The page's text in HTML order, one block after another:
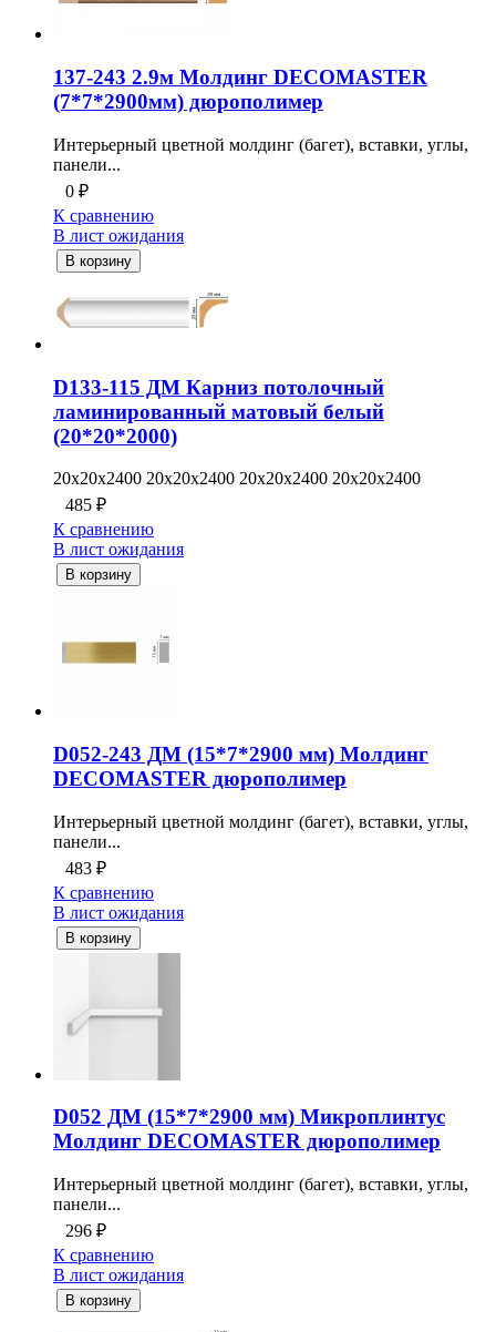
137-243 2.9м Молдинг DECOMASTER
(7*7*2900мм) дюрополимер
Интерьерный цветной молдинг (багет), вставки, углы,
панели...
0 ₽
К сравнению
В лист ожидания
В корзину
D133-115 ДМ Карниз потолочный
ламинированный матовый белый
(20*20*2000)
20x20x2400 20x20x2400 20x20x2400 20x20x2400
485 ₽
К сравнению
В лист ожидания
В корзину
D052-243 ДМ (15*7*2900 мм) Молдинг
DECOMASTER дюрополимер
Интерьерный цветной молдинг (багет), вставки, углы,
панели...
483 ₽
К сравнению
В лист ожидания
В корзину
D052 ДМ (15*7*2900 мм) Микроплинтус
Молдинг DECOMASTER дюрополимер
Интерьерный цветной молдинг (багет), вставки, углы,
панели...
296 ₽
К сравнению
В лист ожидания
В корзину